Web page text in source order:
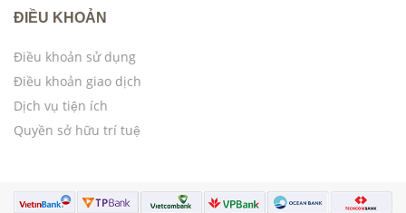
ĐIỀU KHOẢN
Điều khoản sử dụng
Điều khoản giao dịch
Dịch vụ tiện ích
Quyền sở hữu trí tuệ